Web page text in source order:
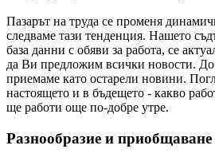
Пазарът на труда се променя
следваме тази тенденция. Нашето
база данни с обяви за работа, се
да Ви предложим всички новости.
приемаме като остарели новини.
настоящето и в бъдещето - какво
ще работи още по-добре утре.
Разнообразие и приобщаване